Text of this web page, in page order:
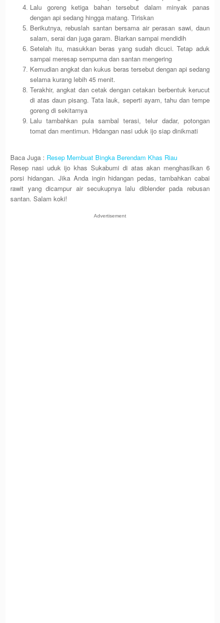
Lalu goreng ketiga bahan tersebut dalam minyak panas
dengan api sedang hingga matang. Tiriskan
Berikutnya, rebuslah santan bersama air perasan sawi, daun
salam, serai dan juga garam. Biarkan sampai mendidih
Setelah itu, masukkan beras yang sudah dicuci. Tetap aduk
sampai meresap sempurna dan santan mengering
Kemudian angkat dan kukus beras tersebut dengan api sedang
selama kurang lebih 45 menit.
Terakhir, angkat dan cetak dengan cetakan berbentuk kerucut
di atas daun pisang. Tata lauk, seperti ayam, tahu dan tempe
goreng di sekitarnya
Lalu tambahkan pula sambal terasi, telur dadar, potongan
tomat dan mentimun. Hidangan nasi uduk ijo siap dinikmati
Baca Juga : Resep Membuat Bingka Berendam Khas Riau
Resep nasi uduk ijo khas Sukabumi di atas akan menghasilkan 6
porsi hidangan. Jika Anda ingin hidangan pedas, tambahkan cabai
rawit yang dicampur air secukupnya lalu diblender pada rebusan
santan. Salam koki!
Advertisement